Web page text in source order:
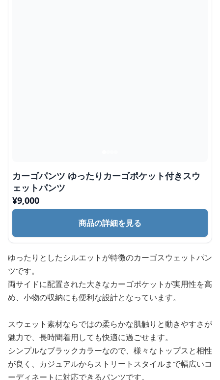
カーゴパンツ ゆったりカーゴポケット付きスウ
ェットパンツ
¥9,000
商品の詳細を見る
ゆったりとしたシルエットが特徴のカーゴスウェットパン
ツです。
両サイドに配置された大きなカーゴポケットが実用性を高
め、小物の収納にも便利な設計となっています。
スウェット素材ならではの柔らかな肌触りと動きやすさが
魅力で、長時間着用しても快適に過ごせます。
シンプルなブラックカラーなので、様々なトップスと相性
が良く、カジュアルからストリートスタイルまで幅広いコ
ーディネートに対応できるパンツです。